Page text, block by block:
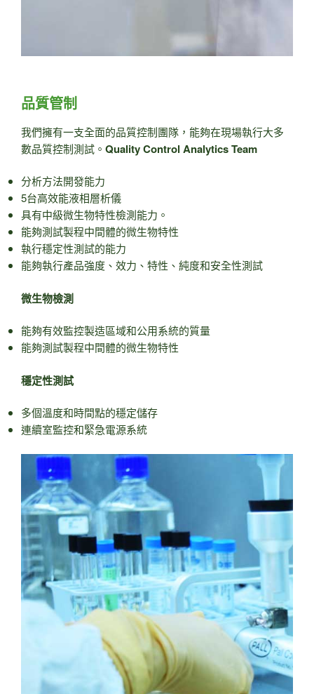
品質管制
我們擁有一支全面的品質控制團隊，能夠在現場執行大多
數品質控制測試。 Quality Control Analytics Team
分析方法開發能力
5台高效能液相層析儀
具有中級微生物特性檢測能力。
能夠測試製程中間體的微生物特性
執行穩定性測試的能力
能夠執行產品強度、效力、特性、純度和安全性測試
微生物檢測
能夠有效監控製造區域和公用系統的質量
能夠測試製程中間體的微生物特性
穩定性測試
多個溫度和時間點的穩定儲存
連續室監控和緊急電源系統